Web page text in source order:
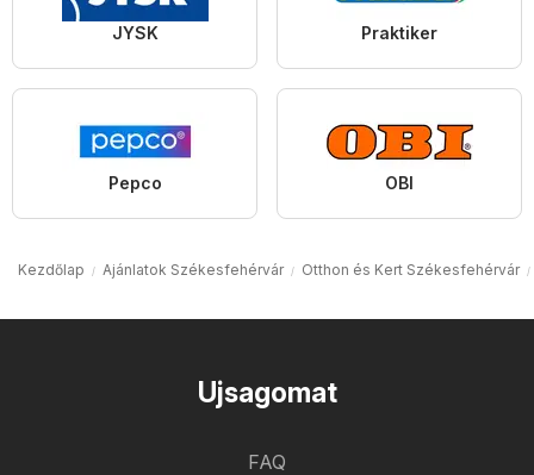
JYSK Praktiker
Pepco OBI
Kezdőlap Ajánlatok Székesfehérvár Otthon és Kert Székesfehérvár
Ujsagomat
FAQ